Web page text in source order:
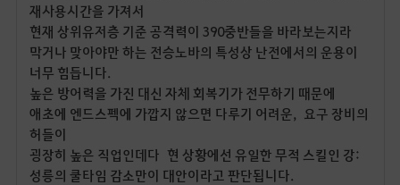
재사용시간을 가져서
현재 상위유저층 기준 공격력이 390중반들을 바라보는지라
막거나 맞아야만 하는 전승노바의 특성상 난전에서의 운용이
너무 힘듭니다.
높은 방어력을 가진 대신 자체 회복기가 전무하기 때문에
애초에 엔드스펙에 가깝지 않으면 다루기 어려운, 요구 장비의
허들이
굉장히 높은 직업인데다 현 상황에선 유일한 무적 스킬인 강:
성릉의 쿨타임 감소만이 대안이라고 판단됩니다.